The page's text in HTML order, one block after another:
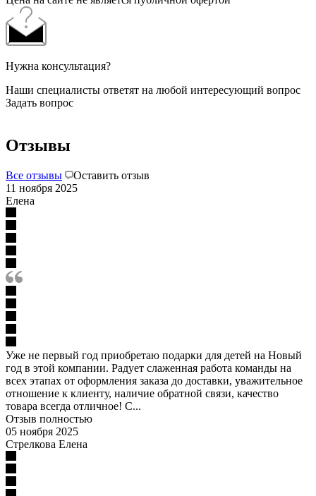
Нужна консультация?
Наши специалисты ответят на любой интересующий вопрос
Задать вопрос
Отзывы
Все отзывы
Оставить отзыв
11 ноября 2025
Елена
Уже не первый год приобретаю подарки для детей на Новый
год в этой компании. Радует слаженная работа команды на
всех этапах от оформления заказа до доставки, уважительное
отношение к клиенту, наличие обратной связи, качество
товара всегда отличное! С...
Отзыв полностью
05 ноября 2025
Стрелкова Елена